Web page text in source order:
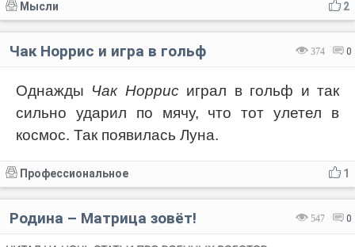
2
Мысли
374 0
Чак Норрис и игра в гольф
Однажды Чак Норрисиграл в гольф и так
сильно ударил по мячу, что тот улетел в
космос. Так появилась Луна.
1
Профессиональное
547 0
Родина – Матрица зовёт!